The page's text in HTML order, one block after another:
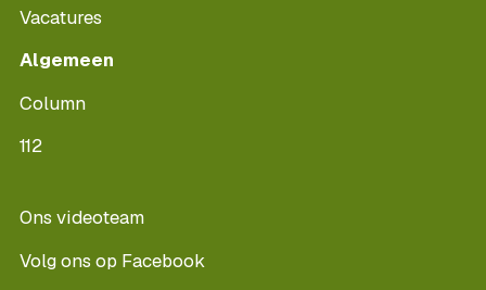
Vacatures
Algemeen
Column
112
Ons videoteam
Volg ons op Facebook